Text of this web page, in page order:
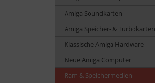
Amiga Soundkarten
Amiga Speicher- & Turbokarten
Klassische Amiga Hardware
Neue Amiga Computer
Ram & Speichermedien